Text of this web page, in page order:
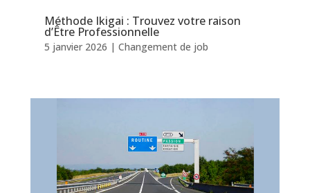
Méthode Ikigai : Trouvez votre raison
d’Être Professionnelle
5 janvier 2026 | Changement de job